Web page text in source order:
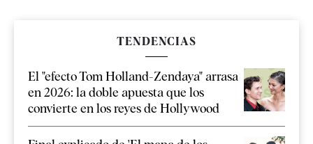
TENDENCIAS
El "efecto Tom Holland-Zendaya" arrasa
en 2026: la doble apuesta que los
convierte en los reyes de Hollywood